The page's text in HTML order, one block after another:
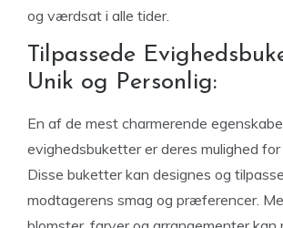
og værdsat i alle tider.
Tilpassede
Unik og Personlig:
En af de mest charmerende
evighedsbuketter er deres mulighed for
Disse buketter kan designes og
modtagerens smag og præferencer.